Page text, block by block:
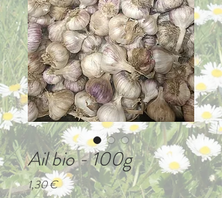
Ail bio - 100g
1,30 €Prix